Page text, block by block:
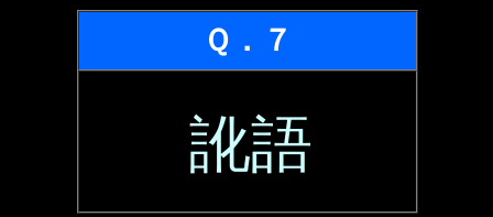
Ｑ．７
訛語